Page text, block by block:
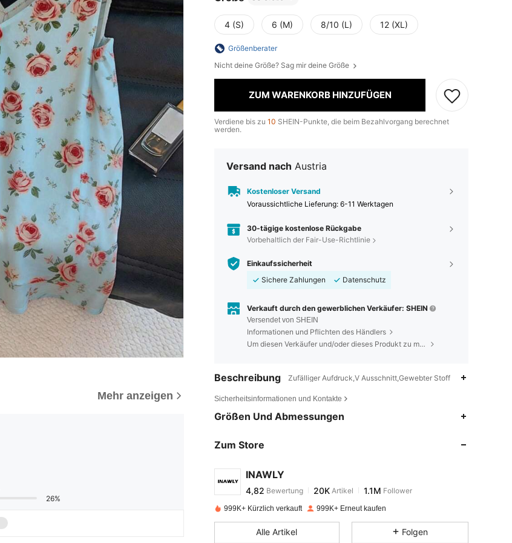
Mehr anzeigen
26%
4 (S) 6 (M) 8/10 (L) 12 (XL)
Größenberater
Nicht deine Größe? Sag mir deine Größe
ZUM WARENKORB HINZUFÜGEN
Verdiene bis zu 10 SHEIN-Punkte, die beim Bezahlvorgang berechnet
werden.
Versand nach Austria
Kostenloser Versand
Voraussichtliche Lieferung: 6-11 Werktagen
30-tägige kostenlose Rückgabe
Vorbehaltlich der Fair-Use-Richtlinie
Einkaufssicherheit
Sichere Zahlungen
Datenschutz
Verkauft durch den gewerblichen Verkäufer: SHEIN
Versendet von SHEIN
Informationen und Pflichten des Händlers
Um diesen Verkäufer und/oder dieses Produkt zu melden
Beschreibung Zufälliger Aufdruck,V Ausschnitt,Gewebter Stoff
Sicherheitsinformationen und Kontakte
Größen Und Abmessungen
Zum Store
INAWLY
4,82
4***2bezahltVor 1 Tag
999K+ Kürzlich verkauft 999K+ Erneut kaufen
Alle Artikel Folgen